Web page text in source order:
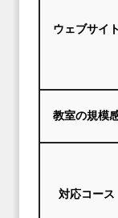
ウェブサイト
教室の規模
対応コース